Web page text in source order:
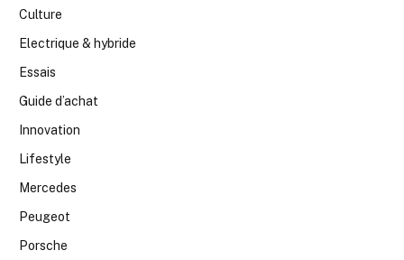
Culture
Electrique & hybride
Essais
Guide d’achat
Innovation
Lifestyle
Mercedes
Peugeot
Porsche